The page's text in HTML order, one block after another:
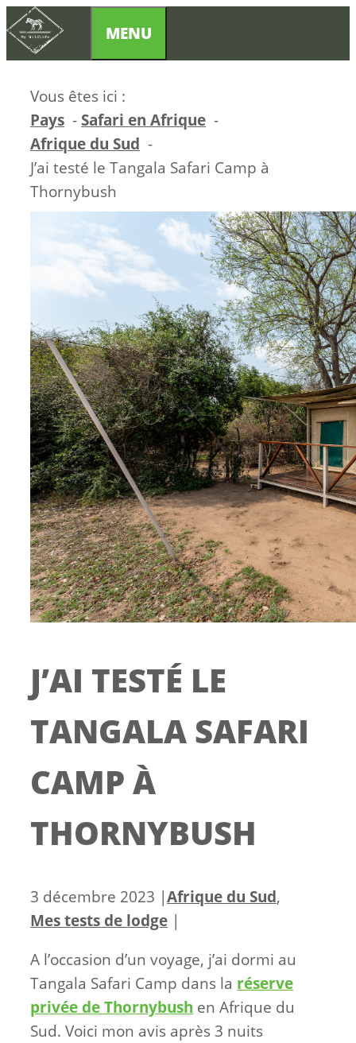
Aller
au
contenu
MENU
Vous êtes ici :
Pays
Safari en Afrique
Afrique du Sud
J’ai testé le Tangala Safari Camp à
Thornybush
J’AI TESTÉ LE
TANGALA SAFARI
CAMP À
THORNYBUSH
3 décembre 2023 |Catégories
Afrique du Sud,
Mes tests de lodge |
A l’occasion d’un voyage, j’ai dormi au
Tangala Safari Camp dans la réserve
privée de Thornybush en Afrique du
Sud. Voici mon avis après 3 nuits